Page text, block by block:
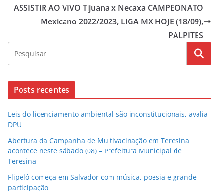
ASSISTIR AO VIVO Tijuana x Necaxa CAMPEONATO
Mexicano 2022/2023, LIGA MX HOJE (18/09),
PALPITES
Posts recentes
Leis do licenciamento ambiental são inconstitucionais, avalia
DPU
Abertura da Campanha de Multivacinação em Teresina
acontece neste sábado (08) – Prefeitura Municipal de
Teresina
Flipelô começa em Salvador com música, poesia e grande
participação